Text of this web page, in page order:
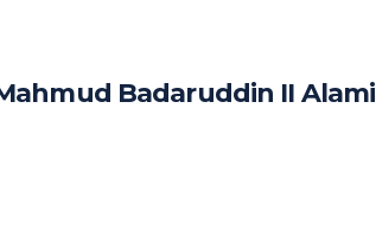
Badaruddin II Alami